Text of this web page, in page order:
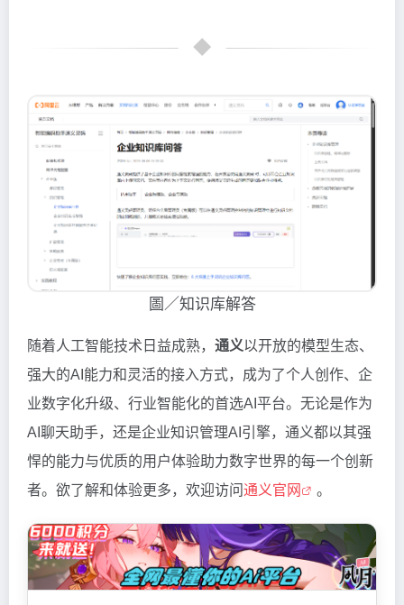
圖／知识库解答
随着人工智能技术日益成熟， 通义以开放的模型生态、
强大的AI能力和灵活的接入方式，成为了个人创作、企
业数字化升级、行业智能化的首选AI平台。无论是作为
AI聊天助手，还是企业知识管理AI引擎，通义都以其强
悍的能力与优质的用户体验助力数字世界的每一个创新
者。欲了解和体验更多，欢迎访问通义官网 。